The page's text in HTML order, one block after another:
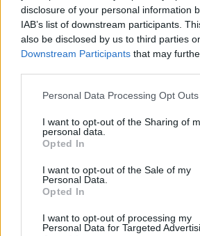
disclosure of your personal information
IAB’s list of downstream participants.
also be disclosed by us to third parties
Downstream Participants that may
Personal Data Processing Opt Outs
I want to opt-out of the Sharing of
personal data.
Opted In
I want to opt-out of the Sale of my
Personal Data.
Opted In
I want to opt-out of processing my
Personal Data for Targeted